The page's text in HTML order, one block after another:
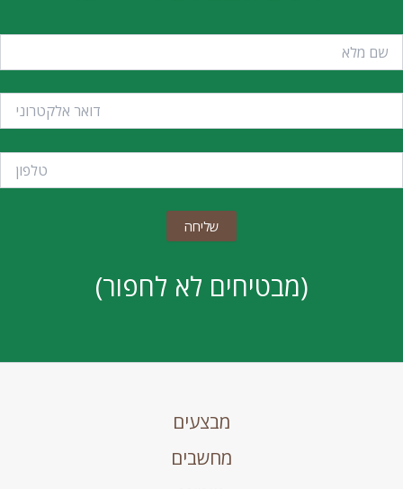
(מבטיחים לא לחפור)
מבצעים
מחשבים